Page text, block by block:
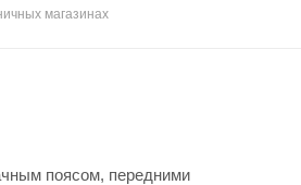
магазинах
поясом, передними